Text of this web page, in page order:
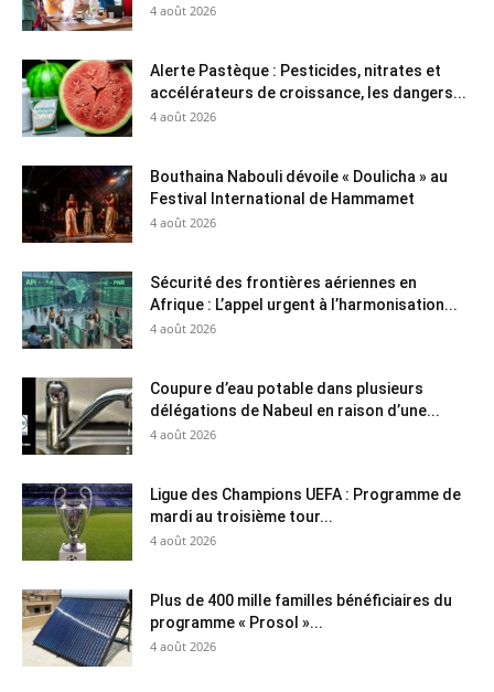
4 août 2026
Alerte Pastèque : Pesticides, nitrates et
accélérateurs de croissance, les dangers...
4 août 2026
Bouthaina Nabouli dévoile « Doulicha » au
Festival International de Hammamet
4 août 2026
Sécurité des frontières aériennes en
Afrique : L’appel urgent à l’harmonisation...
4 août 2026
Coupure d’eau potable dans plusieurs
délégations de Nabeul en raison d’une...
4 août 2026
Ligue des Champions UEFA : Programme de
mardi au troisième tour...
4 août 2026
Plus de 400 mille familles bénéficiaires du
programme « Prosol »...
4 août 2026